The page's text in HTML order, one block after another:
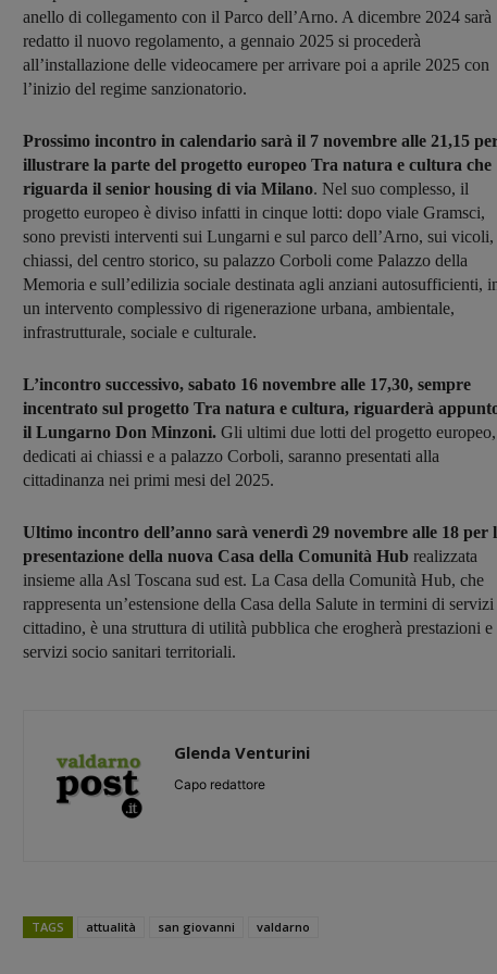
anello di collegamento con il Parco dell’Arno. A dicembre 2024 sarà
redatto il nuovo regolamento, a gennaio 2025 si procederà
all’installazione delle videocamere per arrivare poi a aprile 2025 con
l’inizio del regime sanzionatorio.
Prossimo incontro in calendario sarà il 7 novembre alle 21,15
illustrare la parte del progetto europeo Tra natura e cultura che
riguarda il senior housing di via Milano. Nel suo complesso, il
progetto europeo è diviso infatti in cinque lotti: dopo viale Gramsci,
sono previsti interventi sui Lungarni e sul parco dell’Arno, sui vicoli,
chiassi, del centro storico, su palazzo Corboli come Palazzo della
Memoria e sull’edilizia sociale destinata agli anziani autosufficienti,
un intervento complessivo di rigenerazione urbana, ambientale,
infrastrutturale, sociale e culturale.
L’incontro successivo, sabato 16 novembre alle 17,30, sempre
incentrato sul progetto Tra natura e cultura, riguarderà
il Lungarno Don Minzoni. Gli ultimi due lotti del progetto europeo,
dedicati ai chiassi e a palazzo Corboli, saranno presentati alla
cittadinanza nei primi mesi del 2025.
Ultimo incontro dell’anno sarà venerdì 29 novembre alle 18 per
presentazione della nuova Casa della Comunità Hub realizzata
insieme alla Asl Toscana sud est. La Casa della Comunità Hub, che
rappresenta un’estensione della Casa della Salute in termini di servizi
cittadino, è una struttura di utilità pubblica che erogherà prestazioni e
servizi socio sanitari territoriali.
Glenda Venturini
Capo redattore
TAGS attualità san giovanni valdarno